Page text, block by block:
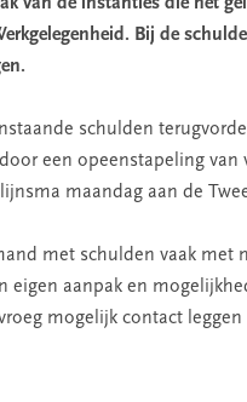
Bij de
schulden
een opeenstapeling
maandag aan de
met schulden vaak met
eigen aanpak en
mogelijk contact